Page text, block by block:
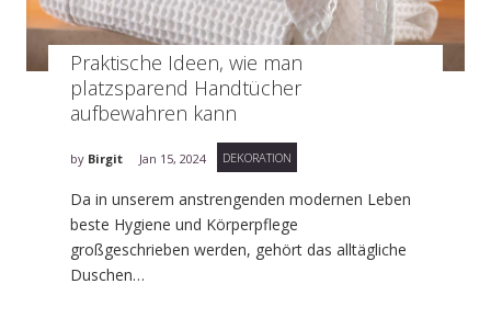
Praktische Ideen, wie man
platzsparend Handtücher
aufbewahren kann
by Birgit Jan 15, 2024 DEKORATION
Da in unserem anstrengenden modernen Leben
beste Hygiene und Körperpflege
großgeschrieben werden, gehört das alltägliche
Duschen…